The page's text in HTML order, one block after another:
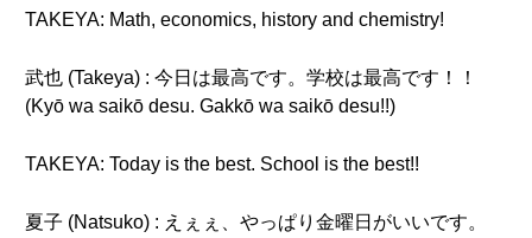
TAKEYA: Math, economics, history and chemistry!
武也 (Takeya) : 今日は最高です。学校は最高です！！
(Kyō wa saikō desu. Gakkō wa saikō desu!!)
TAKEYA: Today is the best. School is the best!!
夏子 (Natsuko) : えぇぇ、やっぱり金曜日がいいです。